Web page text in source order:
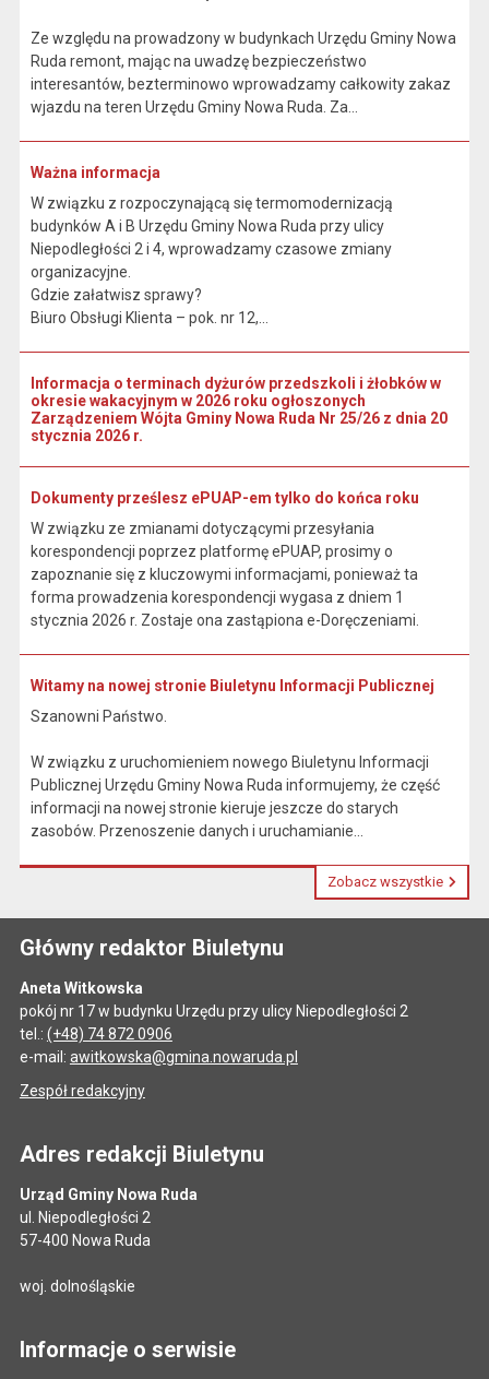
Ze względu na prowadzony w budynkach Urzędu Gminy Nowa
Ruda remont, mając na uwadzę bezpieczeństwo
interesantów, bezterminowo wprowadzamy całkowity zakaz
wjazdu na teren Urzędu Gminy Nowa Ruda. Za...
Ważna informacja
W związku z rozpoczynającą się termomodernizacją
budynków A i B Urzędu Gminy Nowa Ruda przy ulicy
Niepodległości 2 i 4, wprowadzamy czasowe zmiany
organizacyjne.
Gdzie załatwisz sprawy?
Biuro Obsługi Klienta – pok. nr 12,...
Informacja o terminach dyżurów przedszkoli i żłobków w
okresie wakacyjnym w 2026 roku ogłoszonych
Zarządzeniem Wójta Gminy Nowa Ruda Nr 25/26 z dnia 20
stycznia 2026 r.
Dokumenty prześlesz ePUAP-em tylko do końca roku
W związku ze zmianami dotyczącymi przesyłania
korespondencji poprzez platformę ePUAP, prosimy o
zapoznanie się z kluczowymi informacjami, ponieważ ta
forma prowadzenia korespondencji wygasa z dniem 1
stycznia 2026 r. Zostaje ona zastąpiona e-Doręczeniami.
Witamy na nowej stronie Biuletynu Informacji Publicznej
Szanowni Państwo.
W związku z uruchomieniem nowego Biuletynu Informacji
Publicznej Urzędu Gminy Nowa Ruda informujemy, że część
informacji na nowej stronie kieruje jeszcze do starych
zasobów. Przenoszenie danych i uruchamianie...
Zobacz wszystkie
Główny redaktor Biuletynu
Aneta Witkowska
pokój nr 17 w budynku Urzędu przy ulicy Niepodległości 2
tel.: (+48) 74 872 0906
e-mail: awitkowska@gmina.nowaruda.pl
Zespół redakcyjny
Adres redakcji Biuletynu
Urząd Gminy Nowa Ruda
ul. Niepodległości 2
57-400 Nowa Ruda
woj. dolnośląskie
Informacje o serwisie